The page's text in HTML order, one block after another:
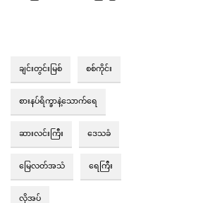
ချင်းတွင်းမြစ် စစ်ကိုင်း
စားနပ်ရိက္ခာနဲ့သောက်ရေ
ဆားလင်းကြီး ဒေသခံ
မြေလတ်အသံ ရေကြီး
လိုအပ်